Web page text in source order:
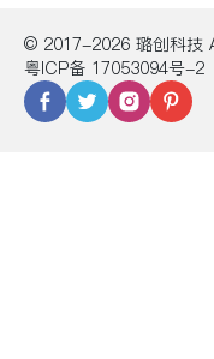
© 2017-2026 璐创科技
粤ICP备 17053094号-2